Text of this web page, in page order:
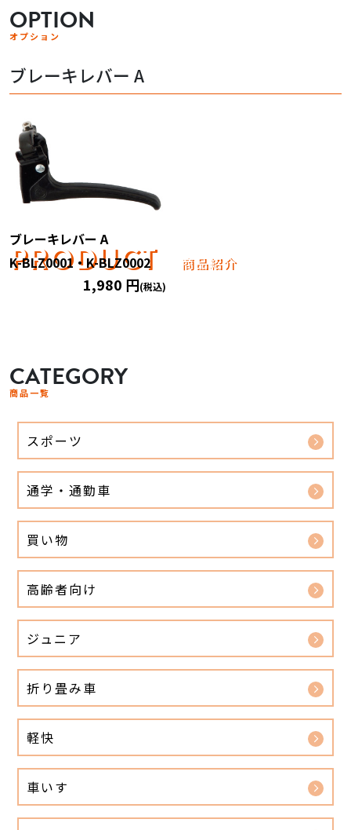
PRODUCT 商品紹介
OPTION
オプション
ブレーキレバー A
ブレーキレバー A
K-BLZ0001・K-BLZ0002
1,980 円(税込)
CATEGORY
商品一覧
スポーツ
通学・通勤車
買い物
高齢者向け
ジュニア
折り畳み車
軽快
車いす